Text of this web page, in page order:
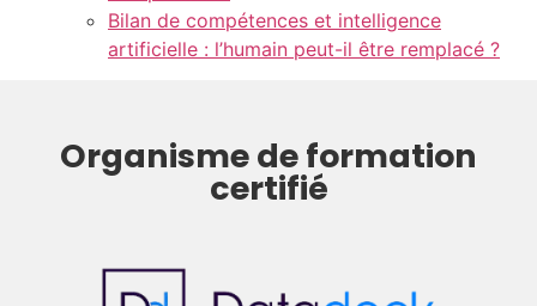
Bilan de compétences et intelligence
artificielle : l’humain peut-il être remplacé ?
Organisme de formation
certifié